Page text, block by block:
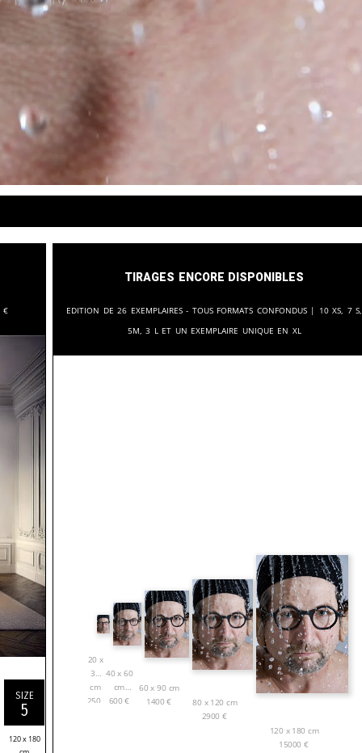
€
SIZE
5
120 x 180
Tirages encore disponibles
Edition de 26 exemplaires - tous formats confondus | 10 XS, 7 S,
5M, 3 L et un exemplaire unique en XL
20 x
30
cm
250
40 x 60
cm
600€
60 x 90 cm
1400€
80 x 120 cm
2900€
120 x 180 cm
15000€